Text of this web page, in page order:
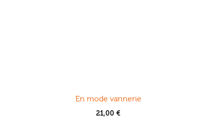
En mode vannerie
21,00 €